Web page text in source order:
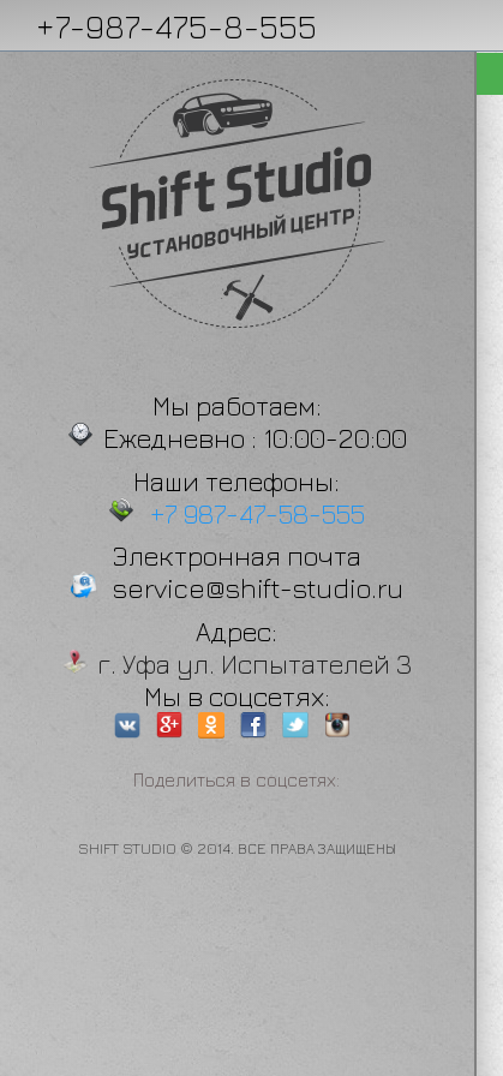
+7-987-475-8-555
Мы работаем:
Ежедневно : 10:00-20:00
Наши телефоны:
+7 987-47-58-555
Электронная почта
service@shift-studio.ru
Адрес:
г. Уфа ул. Испытателей 3
Мы в соцсетях:
Поделиться в соцсетях:
SHIFT STUDIO © 2014. ВСЕ ПРАВА ЗАЩИЩЕНЫ